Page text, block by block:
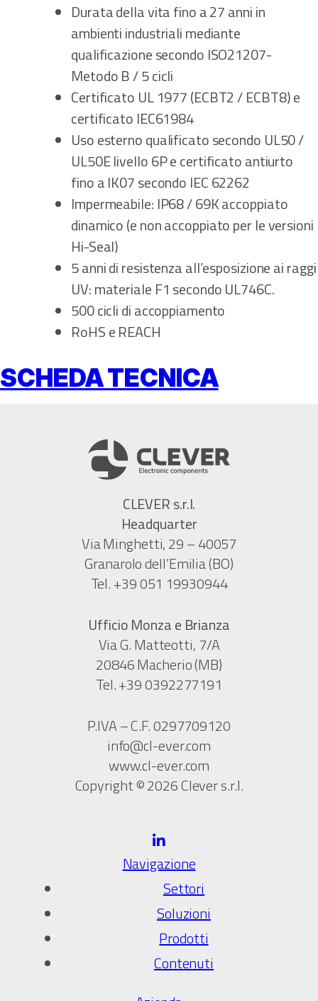
Durata della vita fino a 27 anni in
ambienti industriali mediante
qualificazione secondo ISO21207-
Metodo B / 5 cicli
Certificato UL 1977 (ECBT2 / ECBT8) e
certificato IEC61984
Uso esterno qualificato secondo UL50 /
UL50E livello 6P e certificato antiurto
fino a IK07 secondo IEC 62262
Impermeabile: IP68 / 69K accoppiato
dinamico (e non accoppiato per le versioni
Hi-Seal)
5 anni di resistenza all’esposizione ai raggi
UV: materiale F1 secondo UL746C.
500 cicli di accoppiamento
RoHS e REACH
SCHEDA TECNICA
CLEVER s.r.l.
Headquarter
Via Minghetti, 29 – 40057
Granarolo dell’Emilia (BO)
Tel. +39 051 19930944
Ufficio Monza e Brianza
Via G. Matteotti, 7/A
20846 Macherio (MB)
Tel. +39 0392277191
P.IVA – C.F. 0297709120
info@cl-ever.com
www.cl-ever.com
Copyright © 2026 Clever s.r.l.
Navigazione
Settori
Soluzioni
Prodotti
Contenuti